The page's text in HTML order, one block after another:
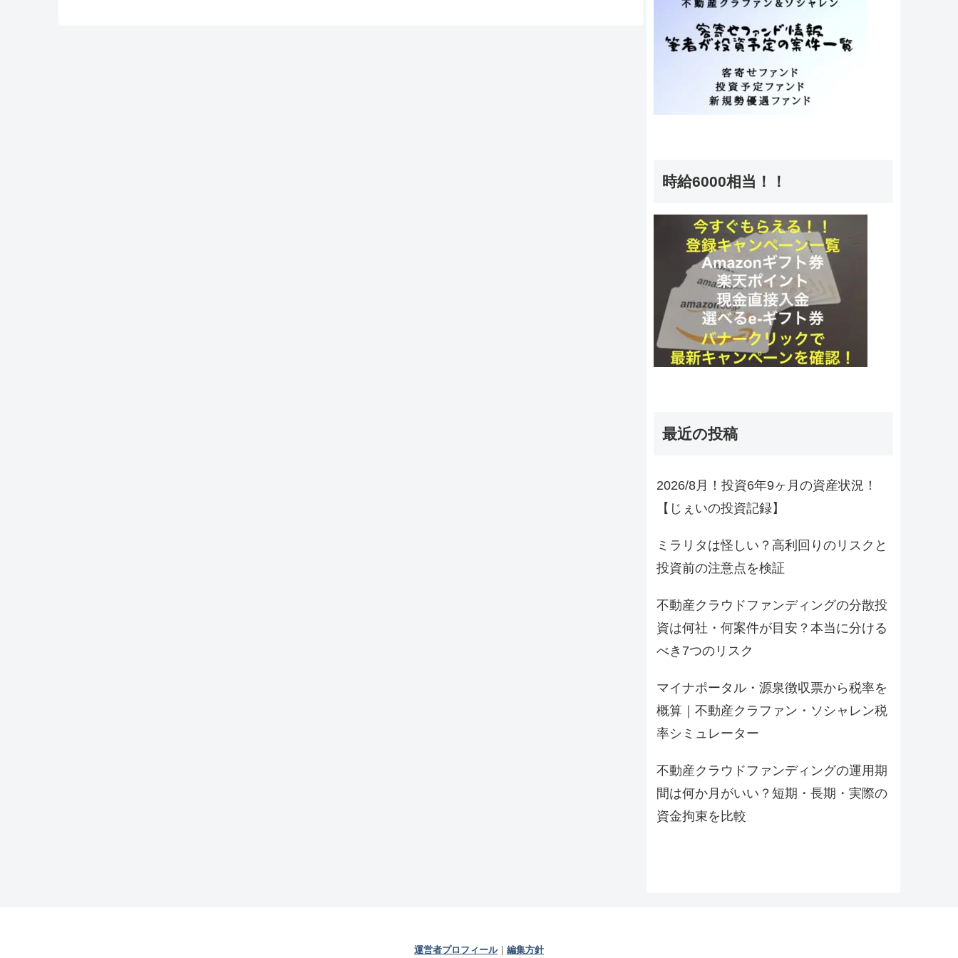
時給6000相当！！
最近の投稿
2026/8月！投資6年9ヶ月の資産状況！
【じぇいの投資記録】
ミラリタは怪しい？高利回りのリスクと
投資前の注意点を検証
不動産クラウドファンディングの分散投
資は何社・何案件が目安？本当に分ける
べき7つのリスク
マイナポータル・源泉徴収票から税率を
概算｜不動産クラファン・ソシャレン税
率シミュレーター
不動産クラウドファンディングの運用期
間は何か月がいい？短期・長期・実際の
資金拘束を比較
運営者プロフィール｜ 編集方針